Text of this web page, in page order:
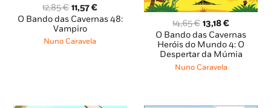
12,85€ O
preço
original
era:
11,57€O
preço
O Bando das Cavernas 48:
Vampiro
Nuno Caravela
14,65€ O
preço
original
era:
14,65 €.
13,18€O
preço
atual
é:
O Bando das Cavernas
Heróis do Mundo 4: O
Despertar da Múmia
Nuno Caravela